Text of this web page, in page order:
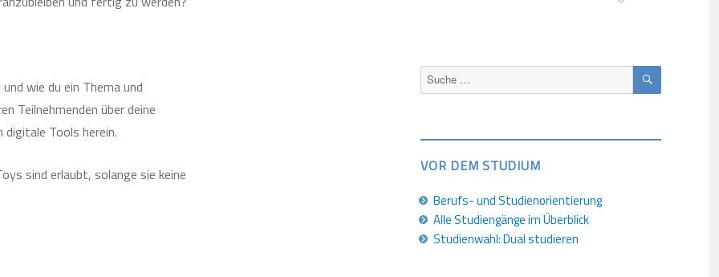
wie du ein Thema und
Teilnehmenden über deine
digitale Tools herein.
sind erlaubt, solange sie keine
Suche
nach:
SUCHEN
VOR DEM STUDIUM
Berufs- und Studienorientierung
Alle Studiengänge im Überblick
Studienwahl: Dual studieren